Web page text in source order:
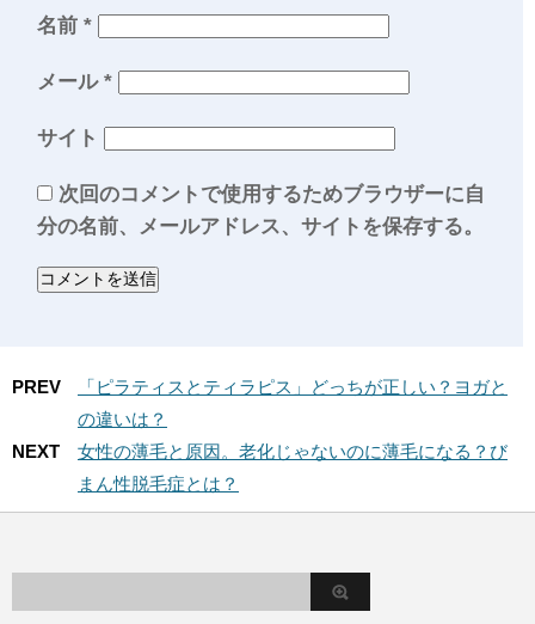
名前 *
メール *
サイト
次回のコメントで使用するためブラウザーに自
分の名前、メールアドレス、サイトを保存する。
PREV
「ピラティスとティラピス」どっちが正しい？ヨガと
の違いは？
NEXT
女性の薄毛と原因。老化じゃないのに薄毛になる？び
まん性脱毛症とは？